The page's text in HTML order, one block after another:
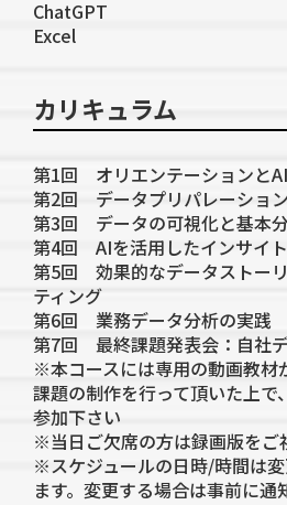
ChatGPT
Excel
カリキュラム
第1回 オリエンテーションと
第2回 データプリパレーション
第3回 データの可視化と基本
第4回 AIを活用したインサイ
第5回 効果的なデータストー
ティング
第6回 業務データ分析の実践
第7回 最終課題発表会：自社
※本コースには専用の動画教材
課題の制作を行って頂いた上で
参加下さい
※当日ご欠席の方は録画版をご
※スケジュールの日時/時間は
ます。変更する場合は事前に通